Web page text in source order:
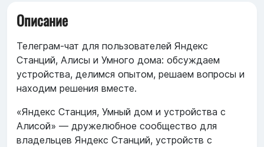
Описание
Телеграм-чат для пользователей Яндекс
Станций, Алисы и Умного дома: обсуждаем
устройства, делимся опытом, решаем вопросы и
находим решения вместе.
«Яндекс Станция, Умный дом и устройства с
Алисой» — дружелюбное сообщество для
владельцев Яндекс Станций, устройств с